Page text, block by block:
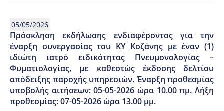
05/05/2026
Πρόσκληση εκδήλωσης ενδιαφέροντος για την
έναρξη συνεργασίας του ΚΥ Κοζάνης με έναν (1)
ιδιώτη ιατρό ειδικότητας Πνευμονολογίας –
Φυματιολογίας, με καθεστώς έκδοσης δελτίου
απόδειξης παροχής υπηρεσιών. Έναρξη προθεσμίας
υποβολής αιτήσεων: 05-05-2026 ώρα 10.00 πμ. Λήξη
προθεσμίας: 07-05-2026 ώρα 13.00 μμ.